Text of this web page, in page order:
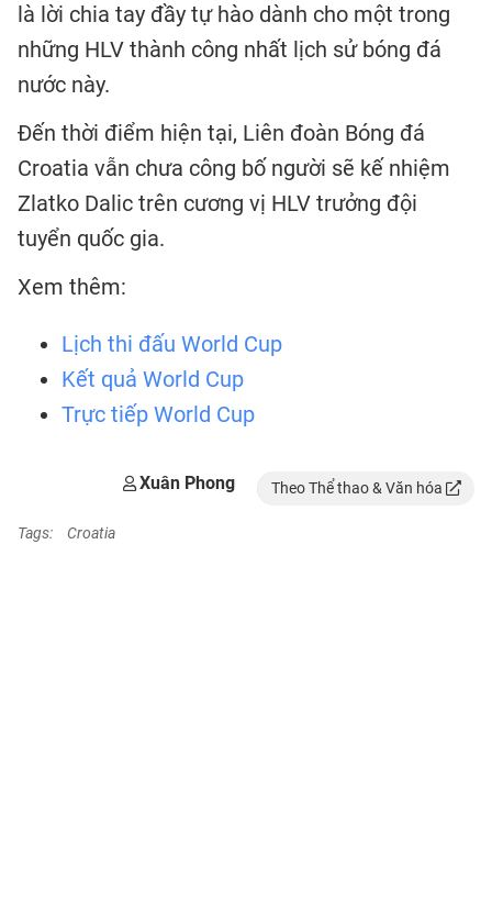
là lời chia tay đầy tự hào dành cho một trong
những HLV thành công nhất lịch sử bóng đá
nước này.
Đến thời điểm hiện tại, Liên đoàn Bóng đá
Croatia vẫn chưa công bố người sẽ kế nhiệm
Zlatko Dalic trên cương vị HLV trưởng đội
tuyển quốc gia.
Xem thêm:
Lịch thi đấu World Cup
Kết quả World Cup
Trực tiếp World Cup
Xuân Phong Theo Thể thao & Văn hóa
Tags: Croatia